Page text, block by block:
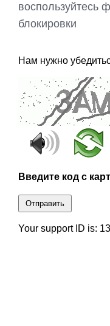
воспользуйтесь
блокировки
Нам нужно
Введите код с
Отправить
Your support ID is: